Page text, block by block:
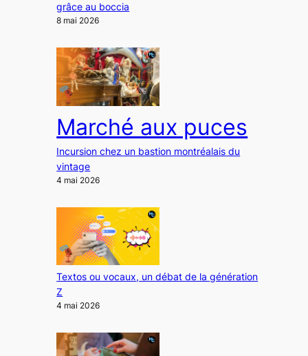
grâce au boccia
8 mai 2026
Marché aux puces
Incursion chez un bastion montréalais du
vintage
4 mai 2026
Textos ou vocaux, un débat de la génération
Z
4 mai 2026